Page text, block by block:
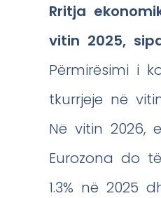
Rritja
vitin 2025,
Përmirësimi i
tkurrjeje në
Në vitin 2026,
Eurozona do
1.3% në 2025